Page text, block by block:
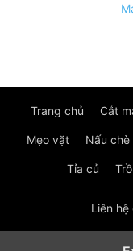
Trang chủ Cắt
Mẹo vặt Nấu chè
Tỉa củ
Liên